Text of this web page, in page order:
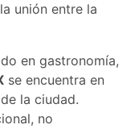
unión entre la
en gastronomía,
se encuentra en
la ciudad.
no